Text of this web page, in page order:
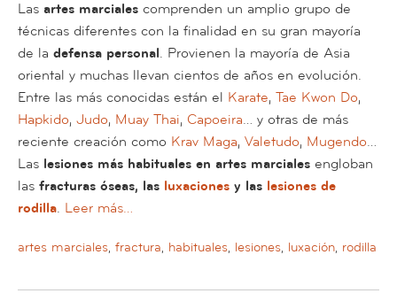
Las artes marciales comprenden un amplio grupo de
técnicas diferentes con la finalidad en su gran mayoría
de la defensa personal. Provienen la mayoría de Asia
oriental y muchas llevan cientos de años en evolución.
Entre las más conocidas están el Karate, Tae Kwon Do,
Hapkido, Judo, Muay Thai, Capoeira… y otras de más
reciente creación como Krav Maga, Valetudo, Mugendo…
Las lesiones más habituales en artes marciales engloban
las fracturas óseas, las luxaciones y las lesiones de
rodilla. Leer más…
artes marciales, fractura, habituales, lesiones, luxación, rodilla